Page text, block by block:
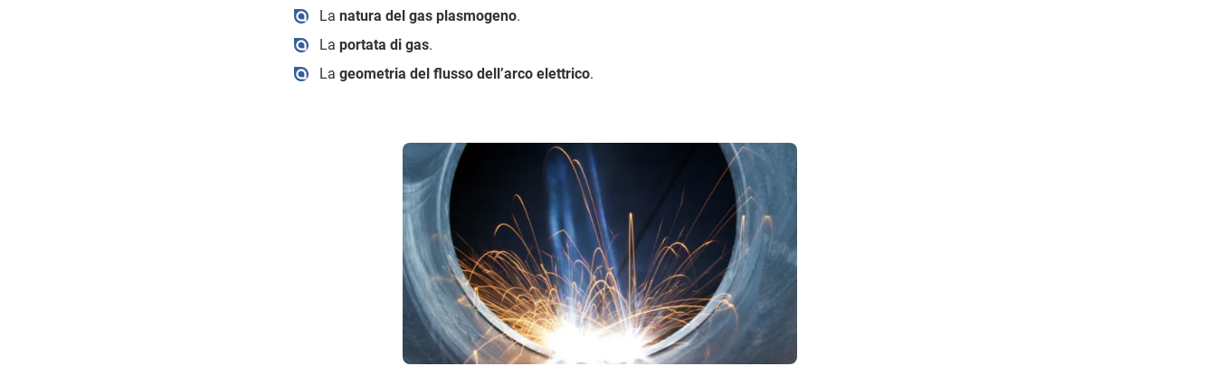
Lanatura del gas plasmogeno.
Laportata di gas.
Lageometria del flusso dell’arco elettrico.